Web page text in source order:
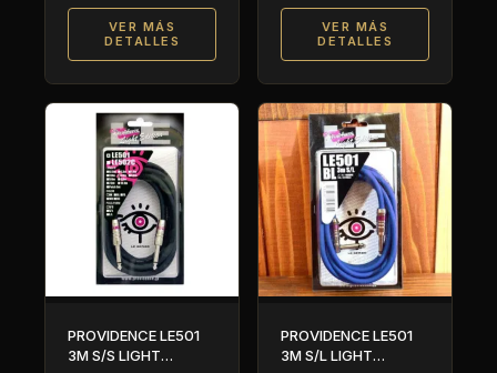
VER MÁS
DETALLES
VER MÁS
DETALLES
PROVIDENCE LE501
3M S/S LIGHT
PROVIDENCE LE501
3M S/L LIGHT